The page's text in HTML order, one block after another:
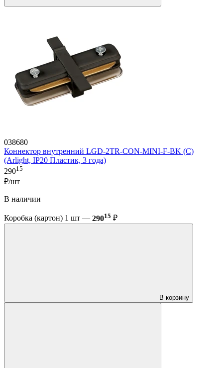
038680
Коннектор внутренний LGD-2TR-CON-MINI-F-BK (C)
(Arlight, IP20 Пластик, 3 года)
29015
₽/шт
В наличии
Коробка (картон) 1 шт — 29015 ₽
В корзину